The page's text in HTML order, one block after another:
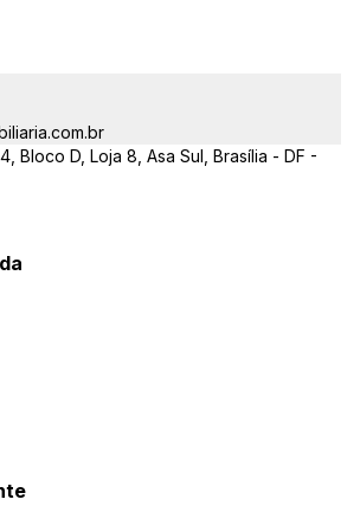
Bloco D, Loja 8, Asa Sul, Brasília - DF -